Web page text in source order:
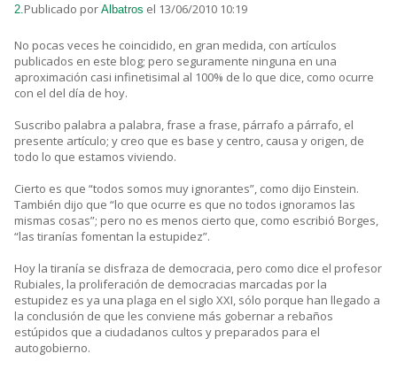
2.Publicado por Albatros el 13/06/2010 10:19
No pocas veces he coincidido, en gran medida, con artículos
publicados en este blog; pero seguramente ninguna en una
aproximación casi infinetisimal al 100% de lo que dice, como ocurre
con el del día de hoy.
Suscribo palabra a palabra, frase a frase, párrafo a párrafo, el
presente artículo; y creo que es base y centro, causa y origen, de
todo lo que estamos viviendo.
Cierto es que “todos somos muy ignorantes”, como dijo Einstein.
También dijo que “lo que ocurre es que no todos ignoramos las
mismas cosas”; pero no es menos cierto que, como escribió Borges,
“las tiranías fomentan la estupidez”.
Hoy la tiranía se disfraza de democracia, pero como dice el profesor
Rubiales, la proliferación de democracias marcadas por la
estupidez es ya una plaga en el siglo XXI, sólo porque han llegado a
la conclusión de que les conviene más gobernar a rebaños
estúpidos que a ciudadanos cultos y preparados para el
autogobierno.